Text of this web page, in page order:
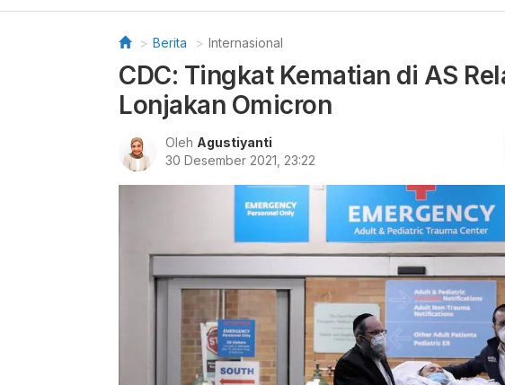
Berita Internasional
CDC: Tingkat Kematian di AS
Lonjakan Omicron
Oleh Agustiyanti
30 Desember 2021, 23:22